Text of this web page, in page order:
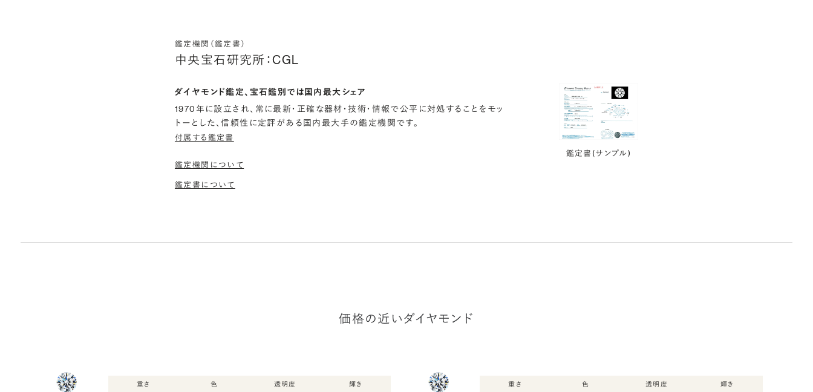
鑑定機関（鑑定書）
中央宝石研究所：CGL
ダイヤモンド鑑定、宝石鑑別では国内最大シェア
1970年に設立され、常に最新・正確な器材・技術・情報で公平に対処することをモッ
トーとした、信頼性に定評がある国内最大手の鑑定機関です。
付属する鑑定書
鑑定機関について
鑑定書について
鑑定書(サンプル)
価格の近いダイヤモンド
重さ 色 透明度 輝き 重さ 色 透明度 輝き